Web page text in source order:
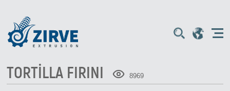
TORTİLLA FIRINI 8969